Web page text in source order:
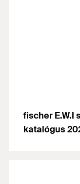
fischer E.W.I
katalógus